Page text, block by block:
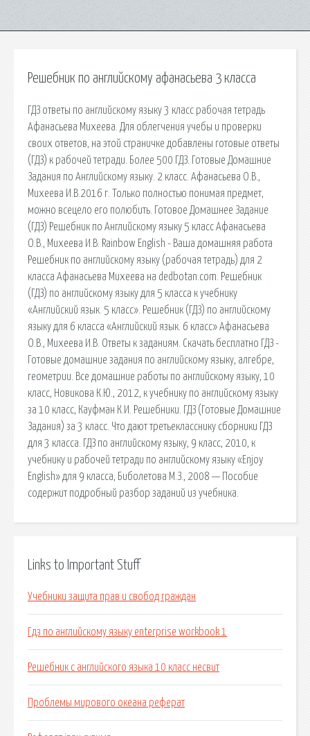
Решебник по английскому афанасьева 3 класса
ГДЗ ответы по английскому языку 3 класс рабочая тетрадь
Афанасьева Михеева. Для облегчения учебы и проверки
своих ответов, на этой страничке добавлены готовые ответы
(ГДЗ) к рабочей тетради. Более 500 ГДЗ. Готовые Домашние
Задания по Английскому языку. 2 класс. Афанасьева О.В.,
Михеева И.В.2016 г. Только полностью понимая предмет,
можно всецело его полюбить. Готовое Домашнее Задание
(ГДЗ) Решебник по Английскому языку 5 класс Афанасьева
О.В., Михеева И.В. Rainbow English - Ваша домашняя работа
Решебник по английскому языку (рабочая тетрадь) для 2
класса Афанасьева Михеева на dedbotan.com. Решебник
(ГДЗ) по английскому языку для 5 класса к учебнику
«Английский язык. 5 класс». Решебник (ГДЗ) по английскому
языку для 6 класса «Английский язык. 6 класс» Афанасьева
О.В., Михеева И.В. Ответы к заданиям. Скачать бесплатно ГДЗ -
Готовые домашние задания по английскому языку, алгебре,
геометрии. Bсe домашние работы по английскому языку, 10
класс, Новикова К.Ю., 2012, к учебнику по английскому языку
за 10 класс, Кауфман К.И. Решебники. ГДЗ (Готовые Домашние
Задания) за 3 класс. Что дают третьекласснику сборники ГДЗ
для 3 класса. ГДЗ по английскому языку, 9 класс, 2010, к
учебнику и рабочей тетради по английскому языку «Enjoy
English» для 9 класса, Биболетова М.З., 2008 — Пособие
содержит подробный разбор заданий из учебника.
Links to Important Stuff
Учебники защита прав и свобод граждан
Гдз по английскому языку enterprise workbook 1
Решебник с английского языка 10 класс несвит
Проблемы мирового океана реферат